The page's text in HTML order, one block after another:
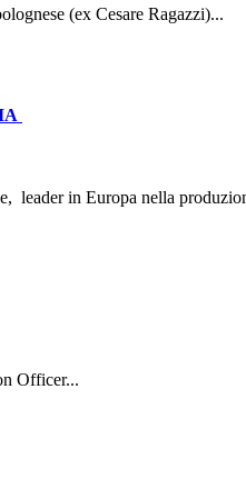
(ex Cesare Ragazzi)...
leader in Europa nella
Officer...